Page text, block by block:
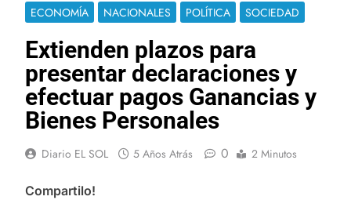
ECONOMÍA NACIONALES POLÍTICA SOCIEDAD
Extienden plazos para
presentar declaraciones y
efectuar pagos Ganancias y
Bienes Personales
Diario EL SOL 5 Años Atrás 0 2 Minutos
Compartilo!